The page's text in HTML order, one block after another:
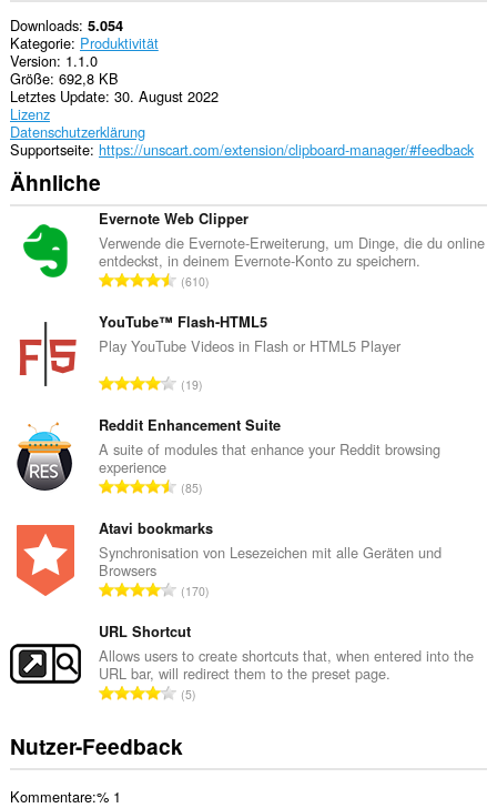
Downloads 5.054
Kategorie Produktivität
Version 1.1.0
Größe 692,8 KB
Letztes Update 30. August 2022
Lizenz
Datenschutzerklärung
Supportseite https://unscart.com/extension/clipboard-manager/#feedback
Ähnliche
Evernote Web Clipper
Verwende die Evernote-Erweiterung, um Dinge, die du online
entdeckst, in deinem Evernote-Konto zu speichern.
G
s
a
t
B
e
w
e
r
t
n
e
n
:
610
YouTube™ Flash-HTML5
Play YouTube Videos in Flash or HTML5 Player
G
s
a
t
B
e
w
e
r
t
u
n
e
n
19
Reddit Enhancement Suite
A suite of modules that enhance your Reddit browsing
experience
G
s
a
t
B
e
w
e
t
u
85
Atavi bookmarks
Synchronisation von Lesezeichen mit alle Geräten und
Browsers
G
s
a
m
t
B
e
170
URL Shortcut
Allows users to create shortcuts that, when entered into the
URL bar, will redirect them to the preset page.
G
s
a
5
Nutzer-Feedback
Kommentare:% 1